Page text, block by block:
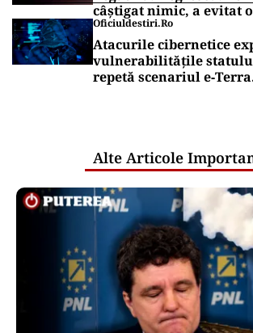
câștigat nimic, a evitat
Oficiuldestiri.ro
Atacurile cibernetice
vulnerabilitățile
repetă scenariul
Alte Articole